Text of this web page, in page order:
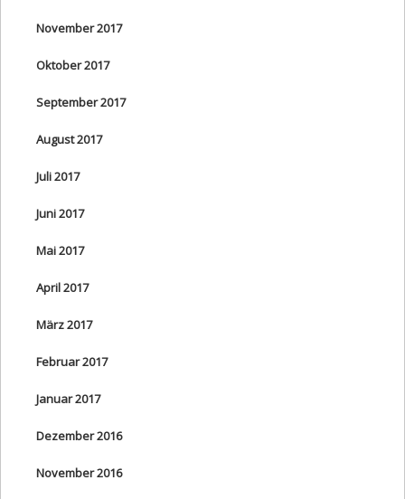
November 2017
Oktober 2017
September 2017
August 2017
Juli 2017
Juni 2017
Mai 2017
April 2017
März 2017
Februar 2017
Januar 2017
Dezember 2016
November 2016